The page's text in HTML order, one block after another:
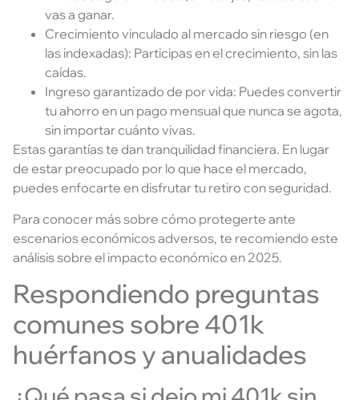
vas a ganar.
Crecimiento vinculado al mercado sin riesgo (en
las indexadas): Participas en el crecimiento, sin las
caídas.
Ingreso garantizado de por vida: Puedes convertir
tu ahorro en un pago mensual que nunca se agota,
sin importar cuánto vivas.
Estas garantías te dan tranquilidad financiera. En lugar
de estar preocupado por lo que hace el mercado,
puedes enfocarte en disfrutar tu retiro con seguridad.
Para conocer más sobre cómo protegerte ante
escenarios económicos adversos, te recomiendo este
análisis sobre el impacto económico en 2025.
Respondiendo preguntas
comunes sobre 401k
huérfanos y anualidades